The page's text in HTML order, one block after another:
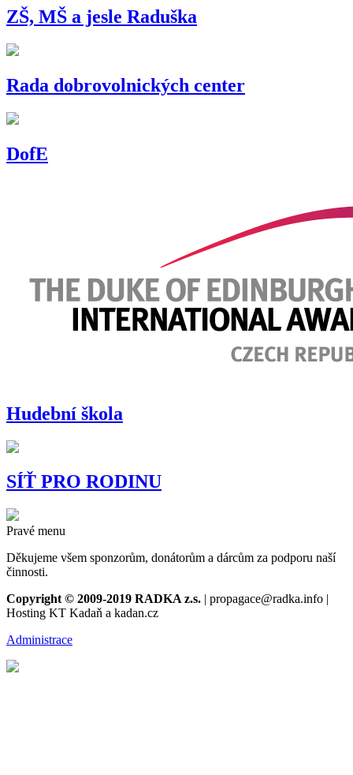
ZŠ, MŠ a jesle Raduška
Rada dobrovolnických center
DofE
Hudební škola
SÍŤ PRO RODINU
Pravé menu
Děkujeme všem sponzorům, donátorům a dárcům za podporu naší
činnosti.
Copyright © 2009-2019 RADKA z.s. | propagace@radka.info |
Hosting KT Kadaň a kadan.cz
Administrace